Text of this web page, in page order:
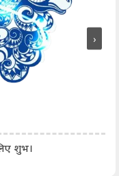
शुभ।
›